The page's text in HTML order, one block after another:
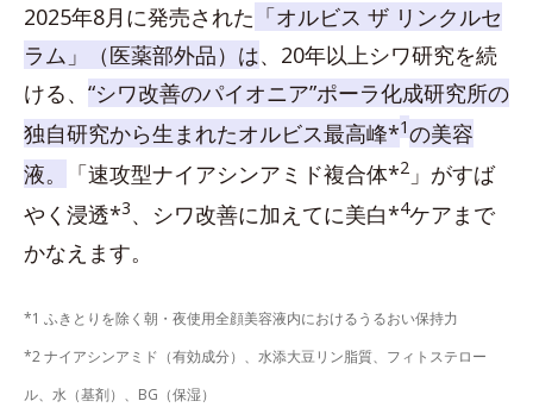
2025年8月に発売された 「オルビス ザ リンクルセ
ラム」（医薬部外品）は、20年以上シワ研究を続
ける、 “シワ改善のパイオニア”ポーラ化成研究所の
独自研究から生まれたオルビス最高峰*1の美容
液。
「速攻型ナイアシンアミド複合体*2 」がすば
やく浸透*3、シワ改善に加えてに美白*4ケアまで
かなえます。
*1 ふきとりを除く朝・夜使用全顔美容液内におけるうるおい保持力
*2 ナイアシンアミド（有効成分）、水添大豆リン脂質、フィトステロー
ル、水（基剤）、BG（保湿）